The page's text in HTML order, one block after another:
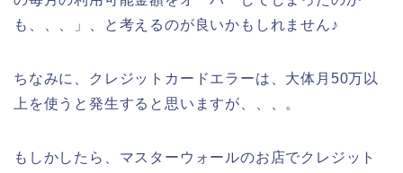
も、、、」、と考えるのが良いかもしれません♪
ちなみに、クレジットカードエラーは、大体月50万以
上を使うと発生すると思いますが、、、。
もしかしたら、マスターウォールのお店でクレジット